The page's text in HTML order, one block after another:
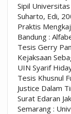
Sipil
Suharto, Edi,
Praktis
Bandung :
Tesis Gerry
Kejaksaan
UIN Syarif
Tesis Khusnul
Justice Dalam
Surat Edaran
Semarang :